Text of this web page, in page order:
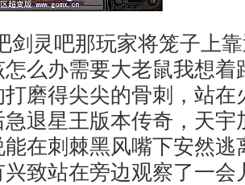
灵吧那玩家将笼子上
么办需要大老鼠我想着
磨得尖尖的骨刺，站在
退星王版本传奇，天宇
在刺棘黑风嘴下安然逃
兴致站在旁边观察了一会